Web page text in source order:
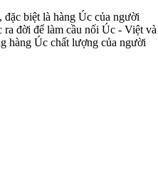
đặc biệt là hàng Úc của người
đời để làm cầu nối Úc - Việt và
hàng Úc chất lượng của người